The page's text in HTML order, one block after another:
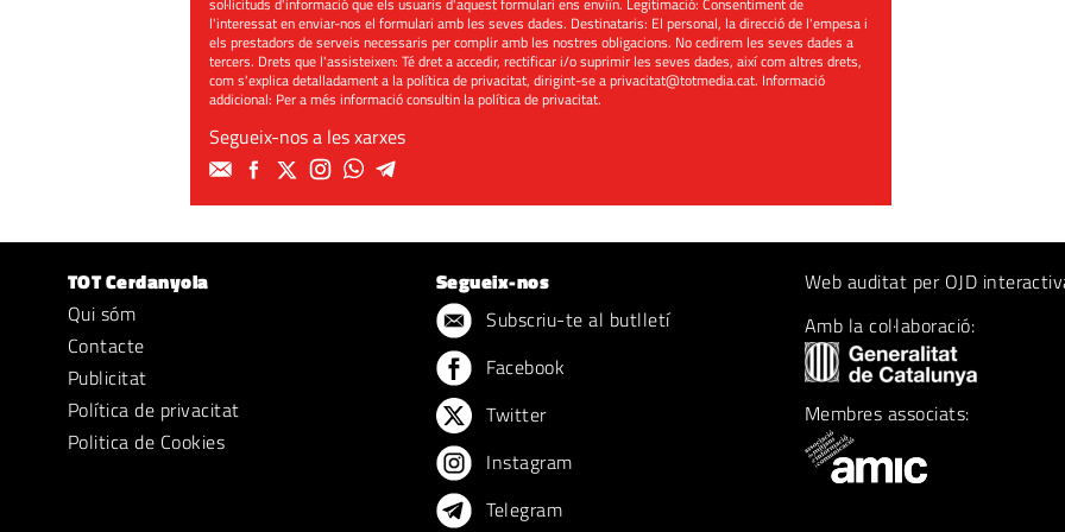
l'interessat en enviar-nos el formulari amb les seves dades. Destinataris: El personal, la direcció de l'empesa i
els prestadors de serveis necessaris per complir amb les nostres obligacions. No cedirem les seves dades a
tercers. Drets que l'assisteixen: Té dret a accedir, rectificar i/o suprimir les seves dades, així com altres drets,
com s'explica detalladament a la política de privacitat, dirigint-se aprivacitat@totmedia.cat. Informació
addicional: Per a més informació consultin lapolítica de privacitat.
Segueix-nos a les xarxes
TOT Cerdanyola
Qui sóm
Contacte
Publicitat
Política de privacitat
Politica de Cookies
Segueix-nos
Subscriu-te al butlletí
Facebook
Twitter
Instagram
Telegram
Web auditat per OJD
Amb la col·laboració:
Membres associats: